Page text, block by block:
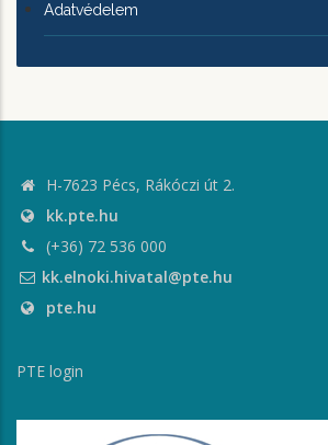
Adatvédelem
H-7623 Pécs, Rákóczi út 2.
kk.pte.hu
(+36) 72 536 000
kk.elnoki.hivatal@pte.hu
pte.hu
PTE login